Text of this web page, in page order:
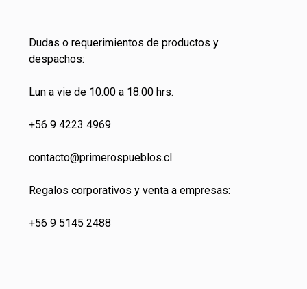
Dudas o requerimientos de productos y
despachos:
Lun a vie de 10.00 a 18.00 hrs.
+56 9 4223 4969
contacto@primerospueblos.cl
Regalos corporativos y venta a empresas:
+56 9 5145 2488